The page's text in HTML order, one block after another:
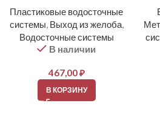
Пластиковые водосточные
системы, Выход из желоба,
Водосточные системы
В наличии
467,00₽
В КОРЗИНУ